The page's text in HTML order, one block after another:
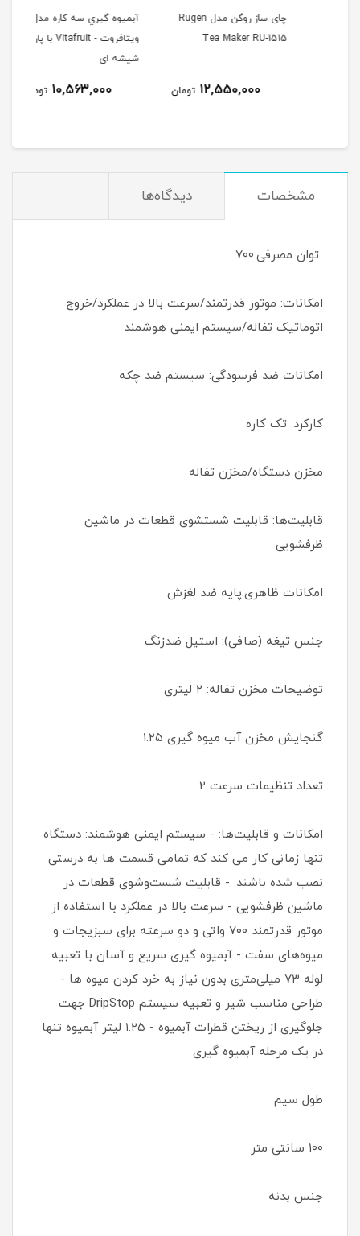
چای ساز روگن مدل Rugen
Tea Maker RU-1515
12,550,000 تومان
آبميوه گيري سه كاره مدل
ویتافروت - Vitafruit با پارچ
شیشه ای
10,563,000 تومان
مشخصات دیدگاه‌ها
توان مصرفی:۷۰۰
امکانات: موتور قدرتمند/سرعت بالا در عملکرد/خروج
اتوماتیک تفاله/سیستم ایمنی هوشمند
امکانات ضد فرسودگی: سیستم ضد چکه
کارکرد: تک کاره
مخزن دستگاه/مخزن تفاله
قابلیت‌ها: قابلیت شستشوی قطعات در ماشین
ظرفشویی
امکانات ظاهری:پایه ضد لغزش
جنس تیغه (صافی): استیل ضدزنگ
توضیحات مخزن تفاله: ۲ لیتری
گنجایش مخزن آب میوه گیری ۱.۲۵
تعداد تنظیمات سرعت ۲
امکانات و قابلیت‌ها: - سیستم ایمنی هوشمند: دستگاه
تنها زمانی کار می کند که تمامی قسمت ها به درستی
نصب شده باشند. - قابلیت شست‌وشوی قطعات در
ماشین ظرفشویی - سرعت بالا در عملکرد با استفاده از
موتور قدرتمند ۷۰۰ واتی و دو سرعته برای سبزیجات و
میوه‌های سفت - آبمیوه گیری سریع و آسان با تعبیه
لوله ۷۳ میلی‌متری بدون نیاز به خرد کردن میوه ها -
طراحی مناسب شیر و تعبیه سیستم DripStop جهت
جلوگیری از ریختن قطرات آبمیوه - ۱.۲۵ لیتر آبمیوه تنها
در یک مرحله آبمیوه گیری
طول سیم
۱۰۰ سانتی متر
جنس بدنه